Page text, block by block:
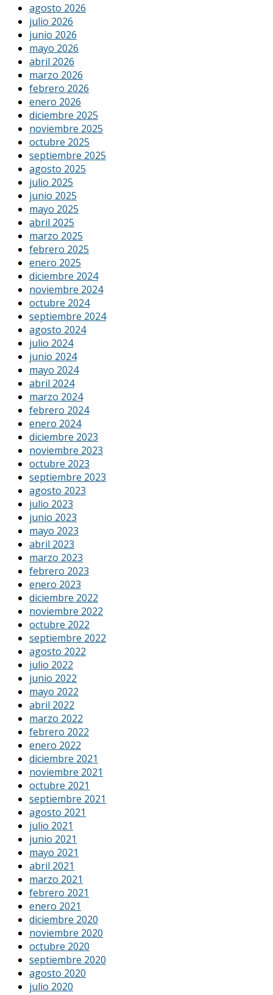
agosto 2026
julio 2026
junio 2026
mayo 2026
abril 2026
marzo 2026
febrero 2026
enero 2026
diciembre 2025
noviembre 2025
octubre 2025
septiembre 2025
agosto 2025
julio 2025
junio 2025
mayo 2025
abril 2025
marzo 2025
febrero 2025
enero 2025
diciembre 2024
noviembre 2024
octubre 2024
septiembre 2024
agosto 2024
julio 2024
junio 2024
mayo 2024
abril 2024
marzo 2024
febrero 2024
enero 2024
diciembre 2023
noviembre 2023
octubre 2023
septiembre 2023
agosto 2023
julio 2023
junio 2023
mayo 2023
abril 2023
marzo 2023
febrero 2023
enero 2023
diciembre 2022
noviembre 2022
octubre 2022
septiembre 2022
agosto 2022
julio 2022
junio 2022
mayo 2022
abril 2022
marzo 2022
febrero 2022
enero 2022
diciembre 2021
noviembre 2021
octubre 2021
septiembre 2021
agosto 2021
julio 2021
junio 2021
mayo 2021
abril 2021
marzo 2021
febrero 2021
enero 2021
diciembre 2020
noviembre 2020
octubre 2020
septiembre 2020
agosto 2020
julio 2020